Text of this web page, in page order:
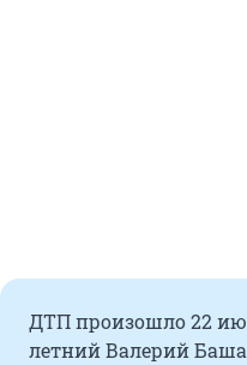
ДТП произошло 22
летний Валерий